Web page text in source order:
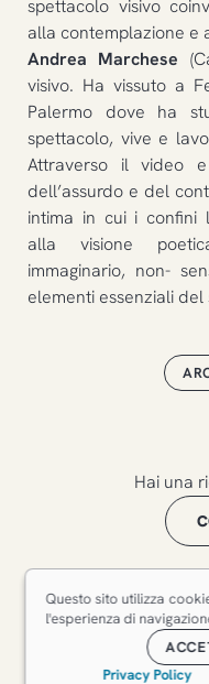
spettacolo visivo
alla contemplazione e
Andrea Marchese
visivo. Ha vissuto a
Palermo dove ha
spettacolo, vive e
Attraverso il video
dell’assurdo e del
intima in cui i confini
alla visione
immaginario, non-
elementi essenziali del
Hai una
Questo sito utilizza
l'esperienza di
Privacy Policy